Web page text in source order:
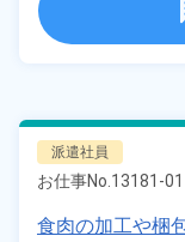
派遣社員
お仕事No. 13181-01
食肉の加工や梱